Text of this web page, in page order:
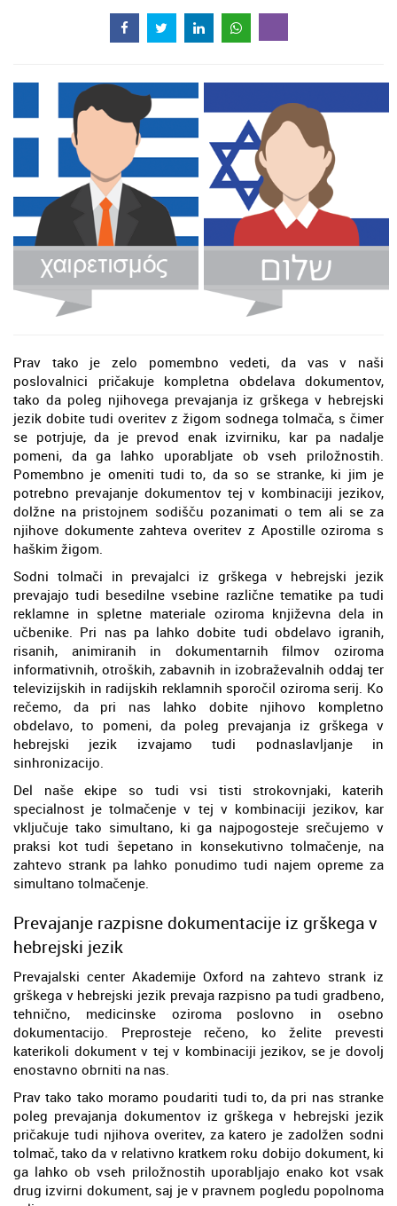
Prav tako je zelo pomembno vedeti, da vas v naši
poslovalnici pričakuje kompletna obdelava dokumentov,
tako da poleg njihovega prevajanja iz grškega v hebrejski
jezik dobite tudi overitev z žigom sodnega tolmača, s čimer
se potrjuje, da je prevod enak izvirniku, kar pa nadalje
pomeni, da ga lahko uporabljate ob vseh priložnostih.
Pomembno je omeniti tudi to, da so se stranke, ki jim je
potrebno prevajanje dokumentov tej v kombinaciji jezikov,
dolžne na pristojnem sodišču pozanimati o tem ali se za
njihove dokumente zahteva overitev z Apostille oziroma s
haškim žigom.
Sodni tolmači in prevajalci iz grškega v hebrejski jezik
prevajajo tudi besedilne vsebine različne tematike pa tudi
reklamne in spletne materiale oziroma književna dela in
učbenike. Pri nas pa lahko dobite tudi obdelavo igranih,
risanih, animiranih in dokumentarnih filmov oziroma
informativnih, otroških, zabavnih in izobraževalnih oddaj ter
televizijskih in radijskih reklamnih sporočil oziroma serij. Ko
rečemo, da pri nas lahko dobite njihovo kompletno
obdelavo, to pomeni, da poleg prevajanja iz grškega v
hebrejski jezik izvajamo tudi podnaslavljanje in
sinhronizacijo.
Del naše ekipe so tudi vsi tisti strokovnjaki, katerih
specialnost je tolmačenje v tej v kombinaciji jezikov, kar
vključuje tako simultano, ki ga najpogosteje srečujemo v
praksi kot tudi šepetano in konsekutivno tolmačenje, na
zahtevo strank pa lahko ponudimo tudi najem opreme za
simultano tolmačenje.
Prevajanje razpisne dokumentacije iz grškega v
hebrejski jezik
Prevajalski center Akademije Oxford na zahtevo strank iz
grškega v hebrejski jezik prevaja razpisno pa tudi gradbeno,
tehnično, medicinske oziroma poslovno in osebno
dokumentacijo. Preprosteje rečeno, ko želite prevesti
katerikoli dokument v tej v kombinaciji jezikov, se je dovolj
enostavno obrniti na nas.
Prav tako tako moramo poudariti tudi to, da pri nas stranke
poleg prevajanja dokumentov iz grškega v hebrejski jezik
pričakuje tudi njihova overitev, za katero je zadolžen sodni
tolmač, tako da v relativno kratkem roku dobijo dokument, ki
ga lahko ob vseh priložnostih uporabljajo enako kot vsak
drug izvirni dokument, saj je v pravnem pogledu popolnoma